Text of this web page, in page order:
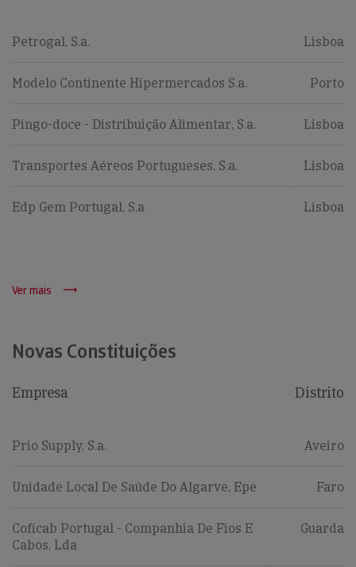
Petrogal, S.a. Lisboa
Modelo Continente Hipermercados S.a. Porto
Pingo-doce - Distribuição Alimentar, S.a. Lisboa
Transportes Aéreos Portugueses, S.a. Lisboa
Edp Gem Portugal, S.a Lisboa
Ver mais
Novas Constituições
Empresa Distrito
Prio Supply, S.a. Aveiro
Unidade Local De Saúde Do Algarve, Epe Faro
Coficab Portugal - Companhia De Fios E
Cabos, Lda
Guarda